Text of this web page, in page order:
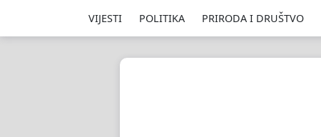
VIJESTI POLITIKA PRIRODA I DRUŠTVO